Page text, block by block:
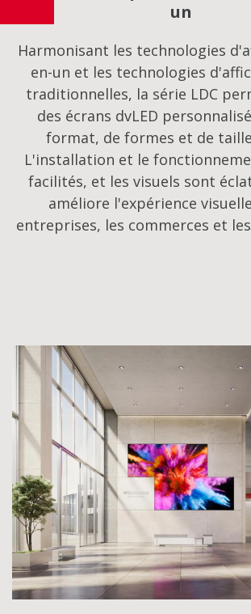
un
Harmonisant les technologies
en-un et les technologies
traditionnelles, la série LDC
des écrans dvLED
format, de formes et de
L'installation et le
facilités, et les visuels sont
améliore l'expérience
entreprises, les commerces et